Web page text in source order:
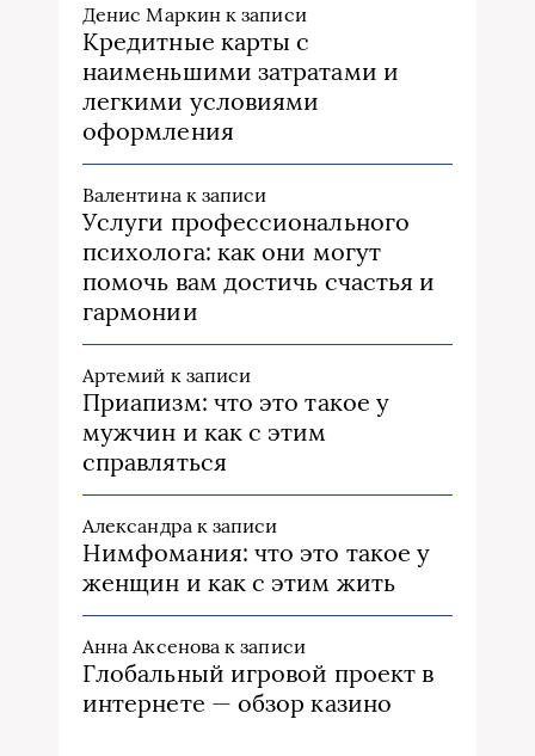
Денис Маркинк записи
Кредитные карты с
наименьшими затратами и
легкими условиями
оформления
Валентина к записи
Услуги профессионального
психолога: как они могут
помочь вам достичь счастья и
гармонии
Артемий к записи
Приапизм: что это такое у
мужчин и как с этим
справляться
Александра к записи
Нимфомания: что это такое у
женщин и как с этим жить
Анна Аксенова к записи
Глобальный игровой проект в
интернете — обзор казино